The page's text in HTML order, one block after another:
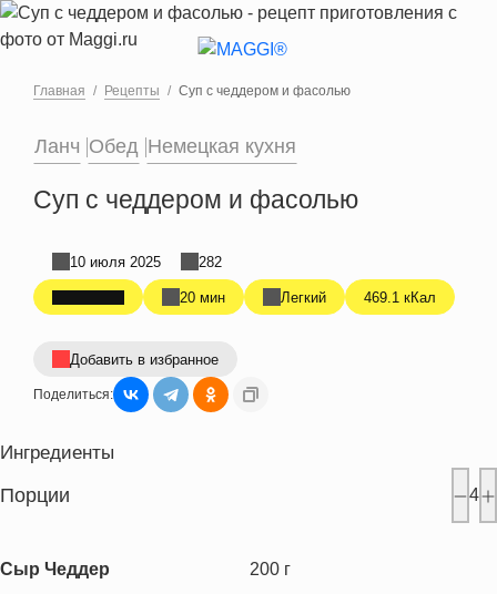
Перейти к основному содержанию
Главная Рецепты Суп с чеддером и фасолью
Ланч Обед Немецкая кухня
Суп с чеддером и фасолью
20 мин Легкий 469.1 кКал
10 июля 2025 282
Добавить в избранное
Поделиться:
Ингредиенты
Порции 4
Сыр Чеддер 200 г